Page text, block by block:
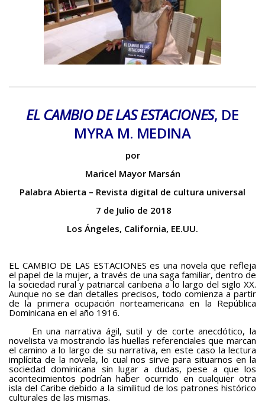
EL CAMBIO DE LAS ESTACIONES, DE
MYRA M. MEDINA
por
Maricel Mayor Marsán
Palabra Abierta – Revista digital de cultura universal
7 de Julio de 2018
Los Ángeles, California, EE.UU.
EL CAMBIO DE LAS ESTACIONES es una novela que refleja
el papel de la mujer, a través de una saga familiar, dentro de
la sociedad rural y patriarcal caribeña a lo largo del siglo XX.
Aunque no se dan detalles precisos, todo comienza a partir
de la primera ocupación norteamericana en la República
Dominicana en el año 1916.
En una narrativa ágil, sutil y de corte anecdótico, la
novelista va mostrando las huellas referenciales que marcan
el camino a lo largo de su narrativa, en este caso la lectura
implícita de la novela, lo cual nos sirve para situarnos en la
sociedad dominicana sin lugar a dudas, pese a que los
acontecimientos podrían haber ocurrido en cualquier otra
isla del Caribe debido a la similitud de los patrones histórico
culturales de las mismas.